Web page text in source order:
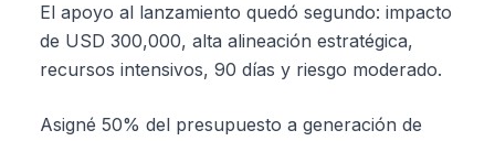
El apoyo al lanzamiento quedó segundo: impacto
de USD 300,000, alta alineación estratégica,
recursos intensivos, 90 días y riesgo moderado.
Asigné 50% del presupuesto a generación de